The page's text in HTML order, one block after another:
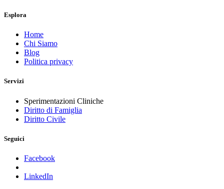
Esplora
Home
Chi Siamo
Blog
Politica privacy
Servizi
Sperimentazioni Cliniche
Diritto di Famiglia
Diritto Civile
Seguici
Facebook
LinkedIn